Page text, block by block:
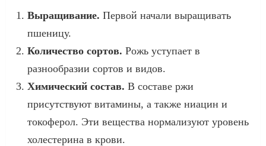
Выращивание. Первой начали выращивать
пшеницу.
Количество сортов. Рожь уступает в
разнообразии сортов и видов.
Химический состав. В составе ржи
присутствуют витамины, а также ниацин и
токоферол. Эти вещества нормализуют уровень
холестерина в крови.